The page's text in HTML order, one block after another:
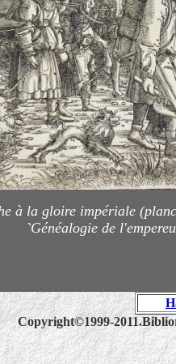
à la gloire impériale
`Généalogie de
Copyright©1999-